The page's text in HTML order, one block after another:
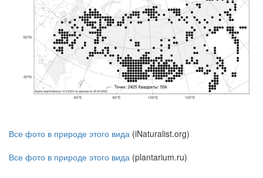
Все фото в природе этого вида (iNaturalist.org)
Все фото в природе этого вида (plantarium.ru)